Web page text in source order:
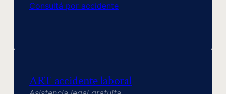
Consultá por accidente
ART accidente laboral